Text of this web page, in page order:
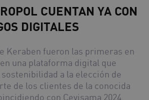
CUENTAN YA CON
DIGITALES
Keraben fueron las primeras en
una plataforma digital que
a la elección de
de los clientes de la conocida
con Cevisama 2024,